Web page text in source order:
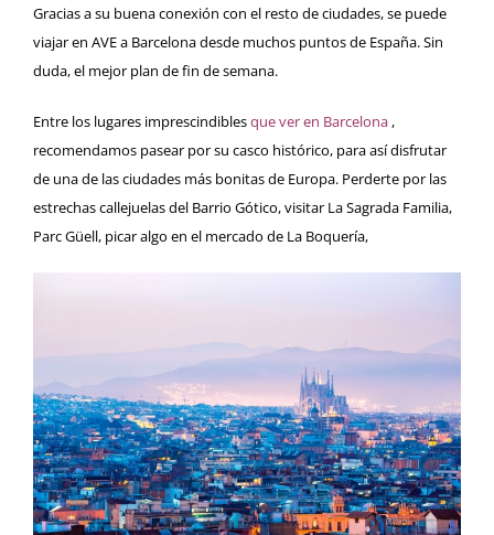
Gracias a su buena conexión con el resto de ciudades, se puede
viajar en AVE a Barcelona desde muchos puntos de España. Sin
duda, el mejor plan de fin de semana.
Entre los lugares imprescindiblesque ver en Barcelona,
recomendamos pasear por su casco histórico, para así disfrutar
de una de las ciudades más bonitas de Europa. Perderte por las
estrechas callejuelas del Barrio Gótico, visitar La Sagrada Familia,
Parc Güell, picar algo en el mercado de La Boquería,